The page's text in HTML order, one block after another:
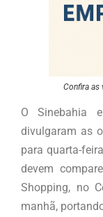
Confira as
O Sinebahia
divulgaram as
para quarta-
devem
Shopping, no
manhã,